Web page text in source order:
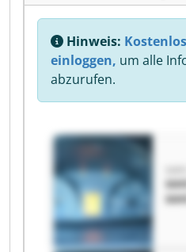
Hinweis:
einloggen, um alle
abzurufen.